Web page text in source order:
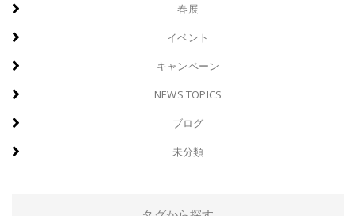
春展
イベント
キャンペーン
NEWS TOPICS
ブログ
未分類